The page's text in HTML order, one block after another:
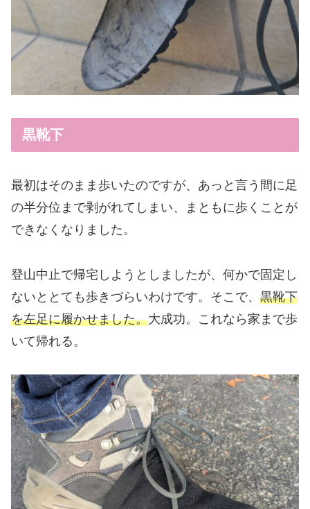
黒靴下
最初はそのまま歩いたのですが、あっと言う間に足
の半分位まで剥がれてしまい、まともに歩くことが
できなくなりました。
登山中止で帰宅しようとしましたが、何かで固定し
ないととても歩きづらいわけです。そこで、 黒靴下
を左足に履かせました。大成功。これなら家まで歩
いて帰れる。